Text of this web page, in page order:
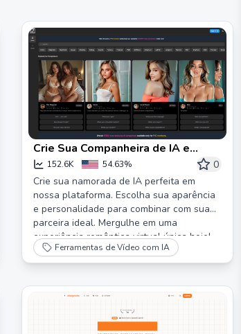
Crie Sua Companheira de IA e
Namorada Virtual Personalizada |
aiAllure
152.6K 54.63%
0
Crie sua namorada de IA perfeita em
nossa plataforma. Escolha sua aparência
e personalidade para combinar com sua
parceira ideal. Mergulhe em uma
experiência romântica virtual única hoje!
Sexo de IA & Imagens de IA NSFW!
Ferramentas de Vídeo com IA